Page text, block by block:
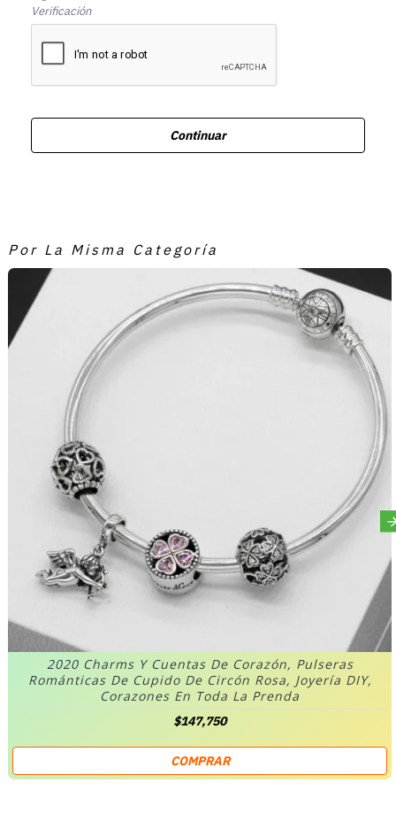
Verificación
Continuar
Por La Misma Categoría
2020 Charms Y Cuentas De Corazón, Pulseras
Románticas De Cupido De Circón Rosa, Joyería DIY,
Corazones En Toda La Prenda
$147,750
COMPRAR